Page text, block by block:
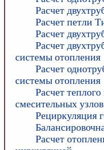
Расчет
Расчет петли
Расчет
Расчет
системы отопления
Расчет
системы отопления
Расчет
смесительных узлов
Рециркуляция
Расчет